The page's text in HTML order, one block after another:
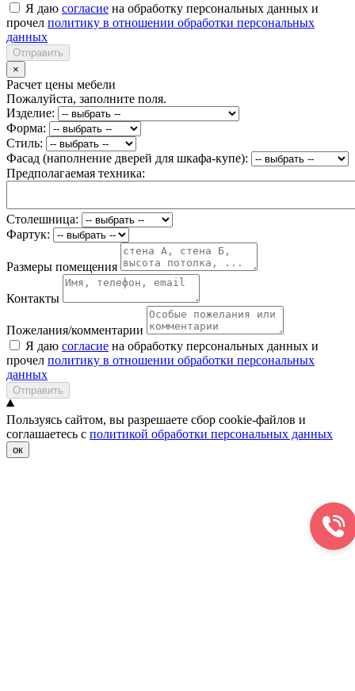
Я даю согласие на обработку персональных данных и
прочел политику в отношении обработки персональных
данных
Отправить
×
Расчет цены мебели
Пожалуйста, заполните поля.
Изделие:
Форма:
Стиль:
Фасад (наполнение дверей для шкафа-купе):
Предполагаемая техника:
Столешница:
Фартук:
Размеры помещения
Контакты
Пожелания/комментарии
Я даю согласие на обработку персональных данных и
прочел политику в отношении обработки персональных
данных
Отправить
Пользуясь сайтом, вы разрешаете сбор cookie-файлов и
соглашаетесь с политикой обработки персональных данных
ок